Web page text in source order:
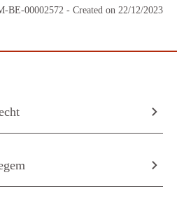
BE-00002572 - Created on 22/12/2023